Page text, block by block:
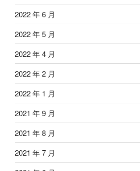
2022 年 6 月
2022 年 5 月
2022 年 4 月
2022 年 2 月
2022 年 1 月
2021 年 9 月
2021 年 8 月
2021 年 7 月